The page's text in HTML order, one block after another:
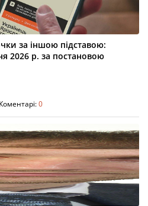
за іншою підставою:
2026 р. за постановою
Коментарі:0